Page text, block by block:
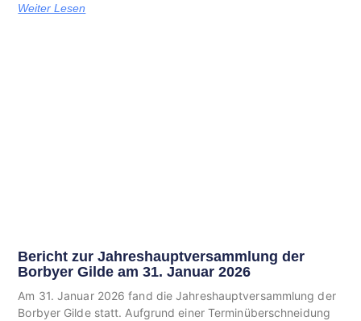
Weiter Lesen
Bericht zur Jahreshauptversammlung der
Borbyer Gilde am 31. Januar 2026
Am 31. Januar 2026 fand die Jahreshauptversammlung der
Borbyer Gilde statt. Aufgrund einer Terminüberschneidung